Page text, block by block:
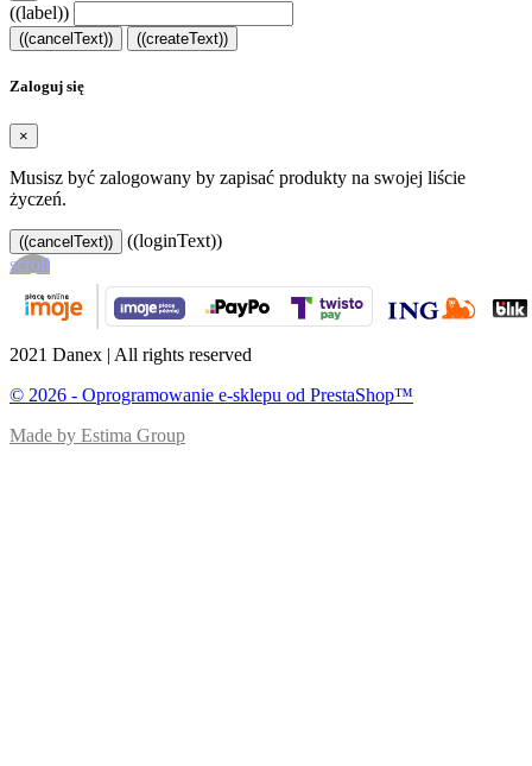
((label))
((cancelText)) ((createText))
Zaloguj się
×
Musisz być zalogowany by zapisać produkty na swojej liście
życzeń.
((cancelText))
((loginText))
scroll
2021 Danex | All rights reserved
© 2026 - Oprogramowanie e-sklepu od PrestaShop™
Made by Estima Group